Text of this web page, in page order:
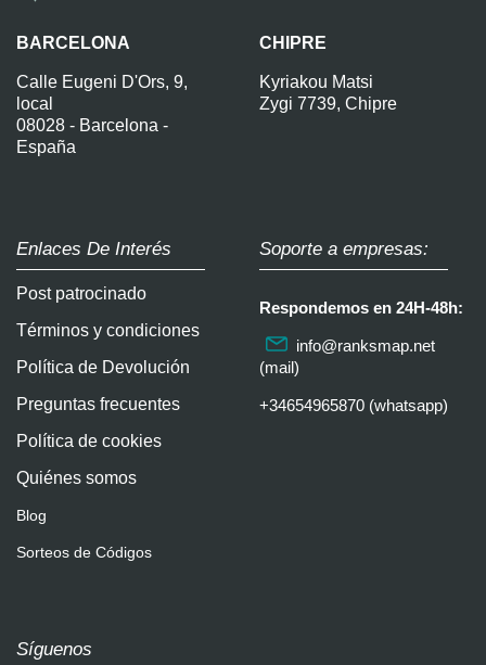
BARCELONA
Calle Eugeni D'Ors, 9,
local
08028 - Barcelona -
España
CHIPRE
Kyriakou Matsi
Zygi 7739, Chipre
Enlaces De Interés
Post patrocinado
Términos y condiciones
Política de Devolución
Preguntas frecuentes
Política de cookies
Quiénes somos
Blog
Sorteos de Códigos
Soporte a empresas:
Respondemos en 24H-48h:
info@ranksmap.net
(mail)
+34654965870 (whatsapp)
Síguenos